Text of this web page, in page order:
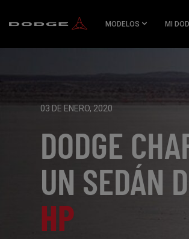
CONTENT
MODELOS MI
03 DE ENERO, 2020
DODGE
UN SEDÁN
HP